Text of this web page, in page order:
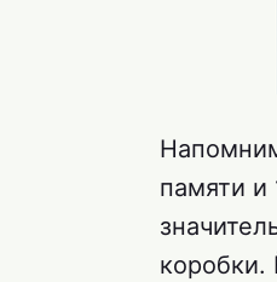
памяти и
коробки.